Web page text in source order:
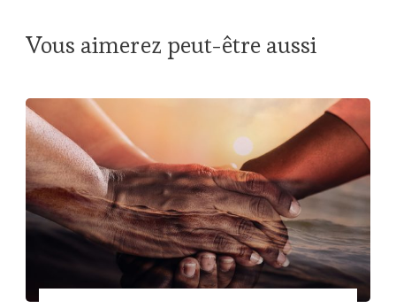
Vous aimerez peut-être aussi